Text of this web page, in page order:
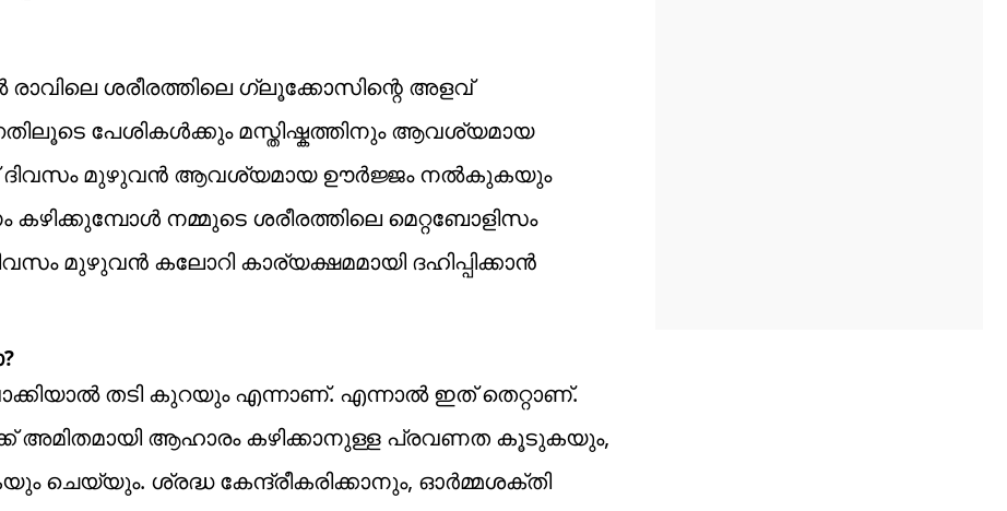
ശരീരത്തിലെ ഗ്ലൂക്കോസിന്റെ അളവ്
പേശികൾക്കും മസ്തിഷ്കത്തിനും ആവശ്യമായ
ദിവസം മുഴുവൻ ആവശ്യമായ ഊർജ്ജം നൽകുകയും
നമ്മുടെ ശരീരത്തിലെ മെറ്റബോളിസം
മുഴുവൻ കലോറി കാര്യക്ഷമമായി ദഹിപ്പിക്കാൻ
തടി കുറയും എന്നാണ്. എന്നാൽ ഇത് തെറ്റാണ്.
അമിതമായി ആഹാരം കഴിക്കാനുള്ള പ്രവണത കൂടുകയും,
ചെയ്യും. ശ്രദ്ധ കേന്ദ്രീകരിക്കാനും, ഓർമ്മശക്തി